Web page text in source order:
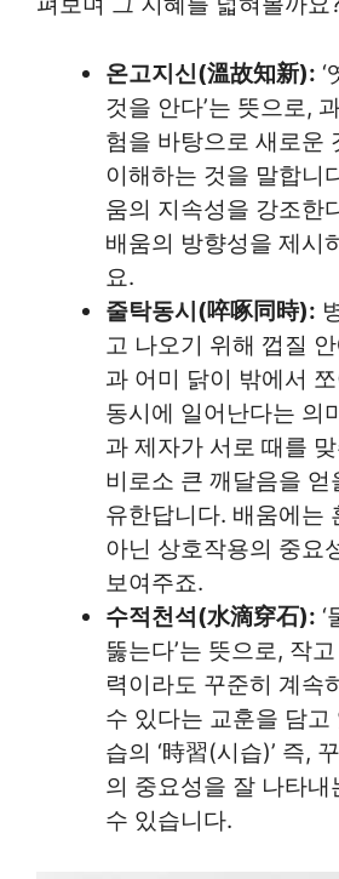
온고지신(溫故知新):
것을 안다’는 뜻으로,
험을 바탕으로 새로운
이해하는 것을 말합니
움의 지속성을 강조한
배움의 방향성을 제시
요.
줄탁동시(啐啄同時):
고 나오기 위해 껍질
과 어미 닭이 밖에서
동시에 일어난다는 의
과 제자가 서로 때를
비로소 큰 깨달음을 얻
유한답니다. 배움에는
아닌 상호작용의 중요
보여주죠.
수적천석(水滴穿石):
뚫는다’는 뜻으로, 작
력이라도 꾸준히 계속
수 있다는 교훈을 담고
습의 ‘時習(시습)’ 즉,
의 중요성을 잘 나타
수 있습니다.